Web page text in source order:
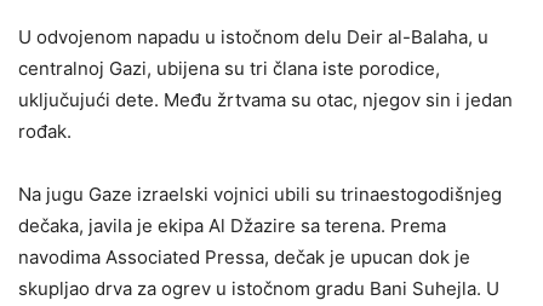
U odvojenom napadu u istočnom delu Deir al-Balaha, u
centralnoj Gazi, ubijena su tri člana iste porodice,
uključujući dete. Među žrtvama su otac, njegov sin i jedan
rođak.
Na jugu Gaze izraelski vojnici ubili su trinaestogodišnjeg
dečaka, javila je ekipa Al Džazire sa terena. Prema
navodima Associated Pressa, dečak je upucan dok je
skupljao drva za ogrev u istočnom gradu Bani Suhejla. U